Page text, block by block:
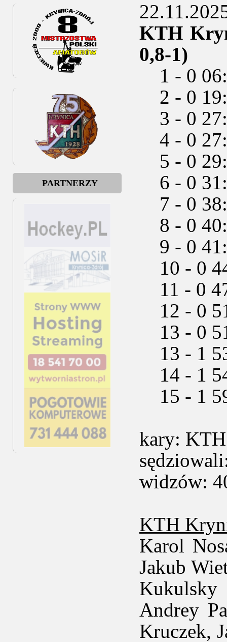
PARTNERZY
KTH
0,8-1)
1 - 0
2 - 0
3 - 0
4 - 0
5 - 0
6 - 0
7 - 0
8 - 0
9 - 0
10 - 0
11 - 0
12 - 0
13 - 0
13 - 1
14 - 1
15 - 1
kary:
widzów:
KTH
Karol
Jakub
Andrey
Kruczek,